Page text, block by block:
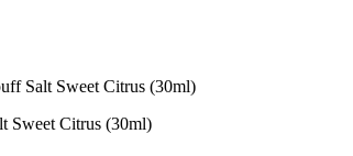
Salt Sweet Citrus (30ml)
Sweet Citrus (30ml)